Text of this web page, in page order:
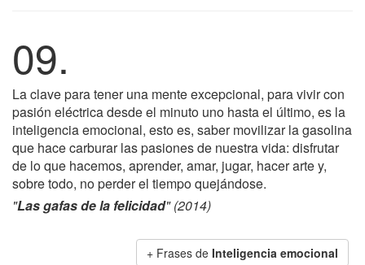
09.
La clave para tener una mente excepcional, para vivir con
pasión eléctrica desde el minuto uno hasta el último, es la
inteligencia emocional, esto es, saber movilizar la gasolina
que hace carburar las pasiones de nuestra vida: disfrutar
de lo que hacemos, aprender, amar, jugar, hacer arte y,
sobre todo, no perder el tiempo quejándose.
"Las gafas de la felicidad" (2014)
+ Frases de Inteligencia emocional